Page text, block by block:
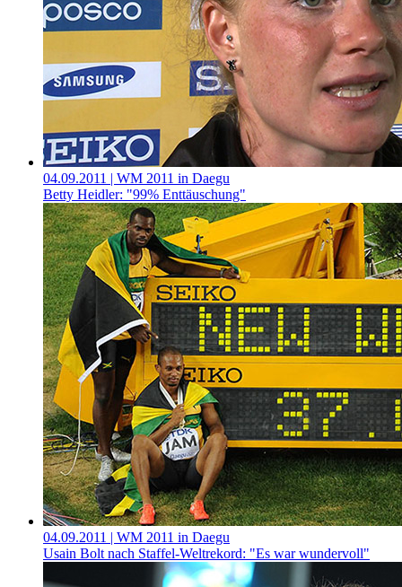
04.09.2011 | WM 2011 in Daegu
Betty Heidler: "99% Enttäuschung"
04.09.2011 | WM 2011 in Daegu
Usain Bolt nach Staffel-Weltrekord: "Es war wundervoll"